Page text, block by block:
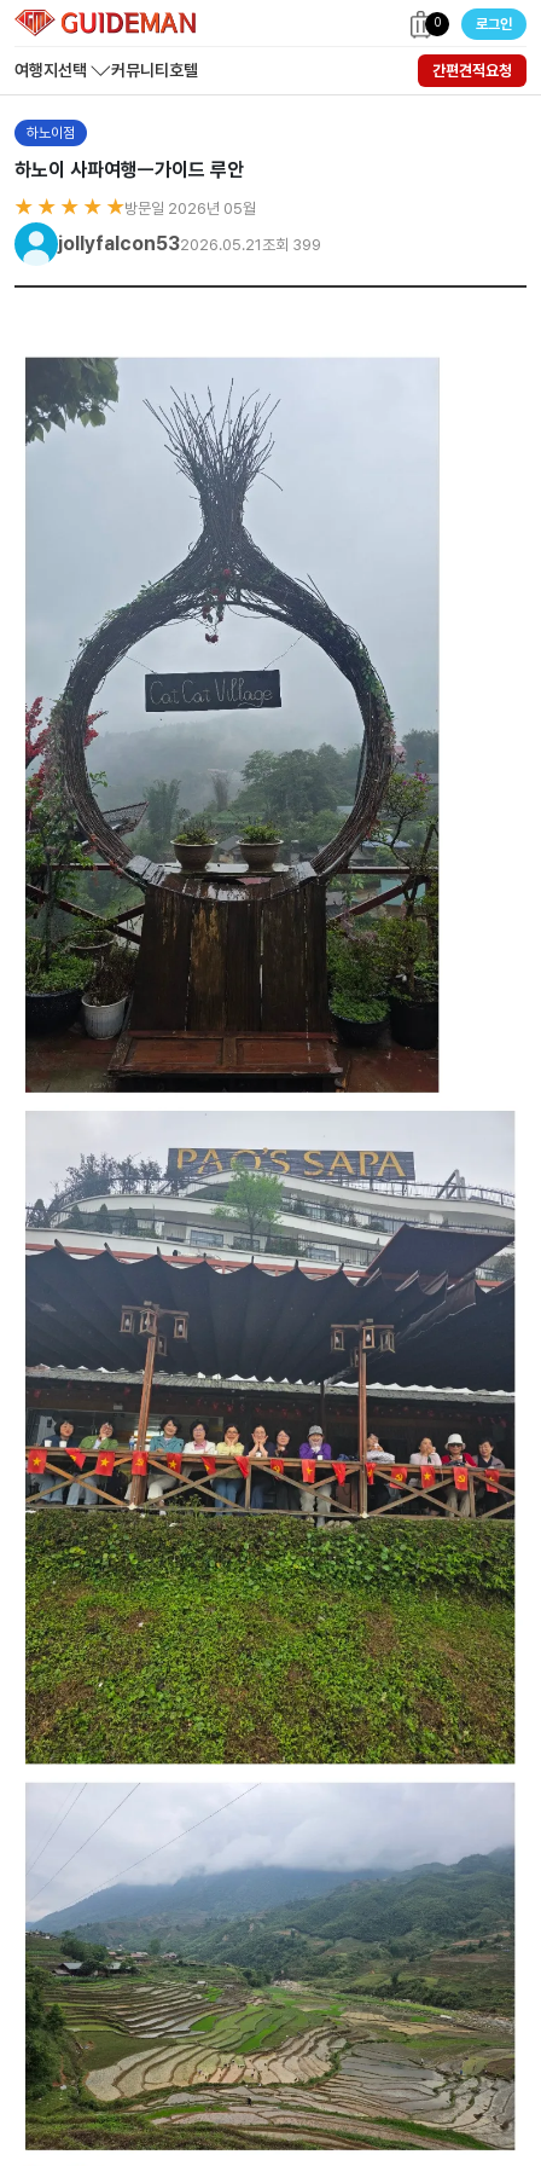
0 로그인
여행지선택 커뮤니티 호텔 간편견적요청
하노이점
하노이 사파여행ㅡ가이드 루안
★ ★ ★ ★ ★방문일 2026년 05월
jollyfalcon532026.05.21 조회 399